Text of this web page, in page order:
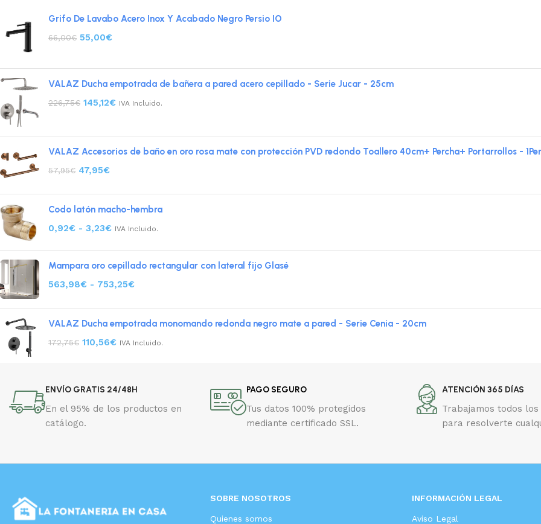
Grifo De Lavabo Acero Inox Y Acabado Negro Persio IO
66,00€ 55,00€
VALAZ Ducha empotrada de bañera a pared acero cepillado - Serie Jucar - 25cm
226,75€ 145,12€ IVA Incluido.
VALAZ Accesorios de baño en oro rosa mate con protección PVD redondo Toallero 40cm+ Percha+ Portarrollos -
57,95€ 47,95€
Codo latón macho-hembra
0,92€ - 3,23€ IVA Incluido.
Mampara oro cepillado rectangular con lateral fijo Glasé
563,98€ - 753,25€
VALAZ Ducha empotrada monomando redonda negro mate a pared - Serie Cenia - 20cm
172,75€ 110,56€ IVA Incluido.
ENVÍO GRATIS 24/48H
En el 95% de los productos en
catálogo.
PAGO SEGURO
Tus datos 100% protegidos
mediante certificado SSL.
ATENCIÓN 365 DÍAS
Trabajamos todos
para resolverte
SOBRE NOSOTROS
Quienes somos
INFORMACIÓN LEGAL
Aviso Legal